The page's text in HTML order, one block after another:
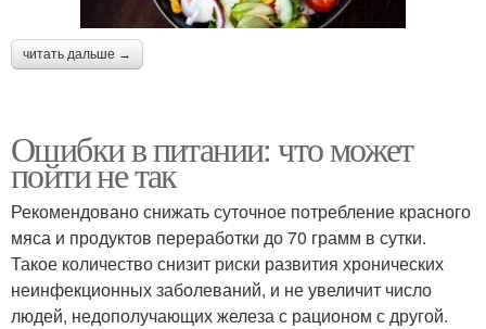
читать дальше →
Ошибки в питании: что может
пойти не так
Рекомендовано снижать суточное потребление красного
мяса и продуктов переработки до 70 грамм в сутки.
Такое количество снизит риски развития хронических
неинфекционных заболеваний, и не увеличит число
людей, недополучающих железа с рационом с другой.